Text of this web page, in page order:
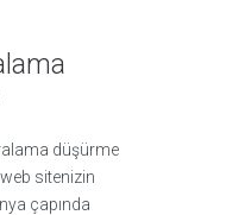
düşürme
sitenizin
çapında